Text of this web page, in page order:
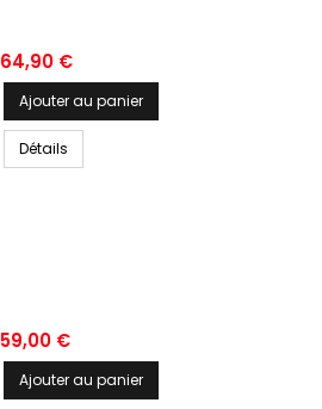
Prix
64,90 €
Ajouter au panier
Détails
Prix
59,00 €
Ajouter au panier